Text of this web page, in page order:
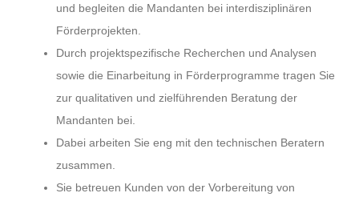
und begleiten die Mandanten bei interdisziplinären
Förderprojekten.
Durch projektspezifische Recherchen und Analysen
sowie die Einarbeitung in Förderprogramme tragen Sie
zur qualitativen und zielführenden Beratung der
Mandanten bei.
Dabei arbeiten Sie eng mit den technischen Beratern
zusammen.
Sie betreuen Kunden von der Vorbereitung von